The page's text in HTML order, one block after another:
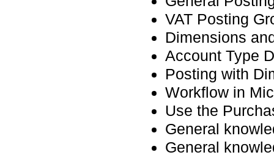
VAT Posting
Dimensions
Account Type
Posting with
Workflow in
Use the
General
General